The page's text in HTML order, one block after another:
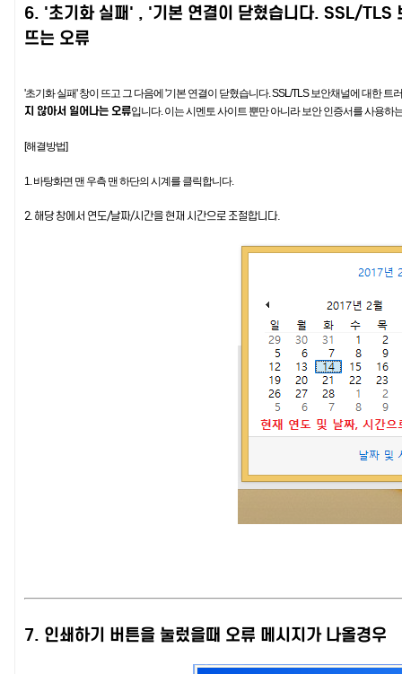
6. '초기화 실패' , '기본 연결이 닫혔습니다. SSL/TLS
뜨는 오류
'초기화 실패' 창이 뜨고 그 다음에 '기본 연결이 닫혔습니다. SSL/TLS 보안채널에 대한
지 않아서 일어나는 오류입니다. 이는 시멘토 사이트 뿐만 아니라 보안 인증서를 사용하
[해결방법]
1. 바탕화면 맨 우측 맨 하단의 시계를 클릭합니다.
2. 해당 창에서 연도/날짜/시간을 현재 시간으로 조절합니다.
7. 인쇄하기 버튼을 눌렀을때 오류 메시지가 나올경우